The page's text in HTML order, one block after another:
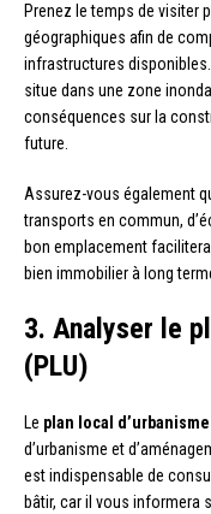
Prenez le temps de visiter
géographiques afin de
infrastructures
situe dans une zone
conséquences sur la
future.
Assurez-vous également
transports en commun,
bon emplacement
bien immobilier à long
3. Analyser le
(PLU)
Le plan local d’urbanisme
d’urbanisme et
est indispensable de
bâtir, car il vous informera